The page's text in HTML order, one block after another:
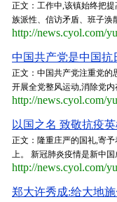
正文：工作中,该镇始终把
族派性、信访矛盾、班子涣
http://news.cyol.com/
中国共产党是中国抗
正文：中国共产党注重党的
开展全党整风运动,消除党
http://news.cyol.com/
以国之名 致敬抗疫
正文：隆重庄严的国礼,寄
上。 新冠肺炎疫情是新中
http://news.cyol.com/
郑大许秀成:给大地